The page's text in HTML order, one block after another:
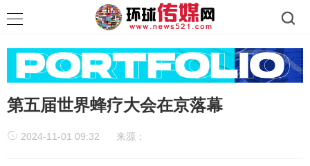
第五届世界蜂疗大会在京落幕
2024-11-01 09:32 来源：